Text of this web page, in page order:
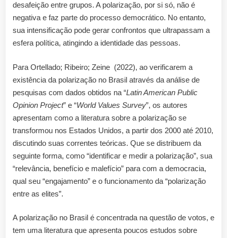
desafeição entre grupos. A polarização, por si só, não é
negativa e faz parte do processo democrático. No entanto,
sua intensificação pode gerar confrontos que ultrapassam a
esfera política, atingindo a identidade das pessoas.
Para Ortellado; Ribeiro; Zeine (2022), ao verificarem a
existência da polarização no Brasil através da análise de
pesquisas com dados obtidos na “Latin American Public
Opinion Project” e “World Values Survey”, os autores
apresentam como a literatura sobre a polarização se
transformou nos Estados Unidos, a partir dos 2000 até 2010,
discutindo suas correntes teóricas. Que se distribuem da
seguinte forma, como “identificar e medir a polarização”, sua
“relevância, benefício e malefício” para com a democracia,
qual seu “engajamento” e o funcionamento da “polarização
entre as elites”.
A polarização no Brasil é concentrada na questão de votos, e
tem uma literatura que apresenta poucos estudos sobre